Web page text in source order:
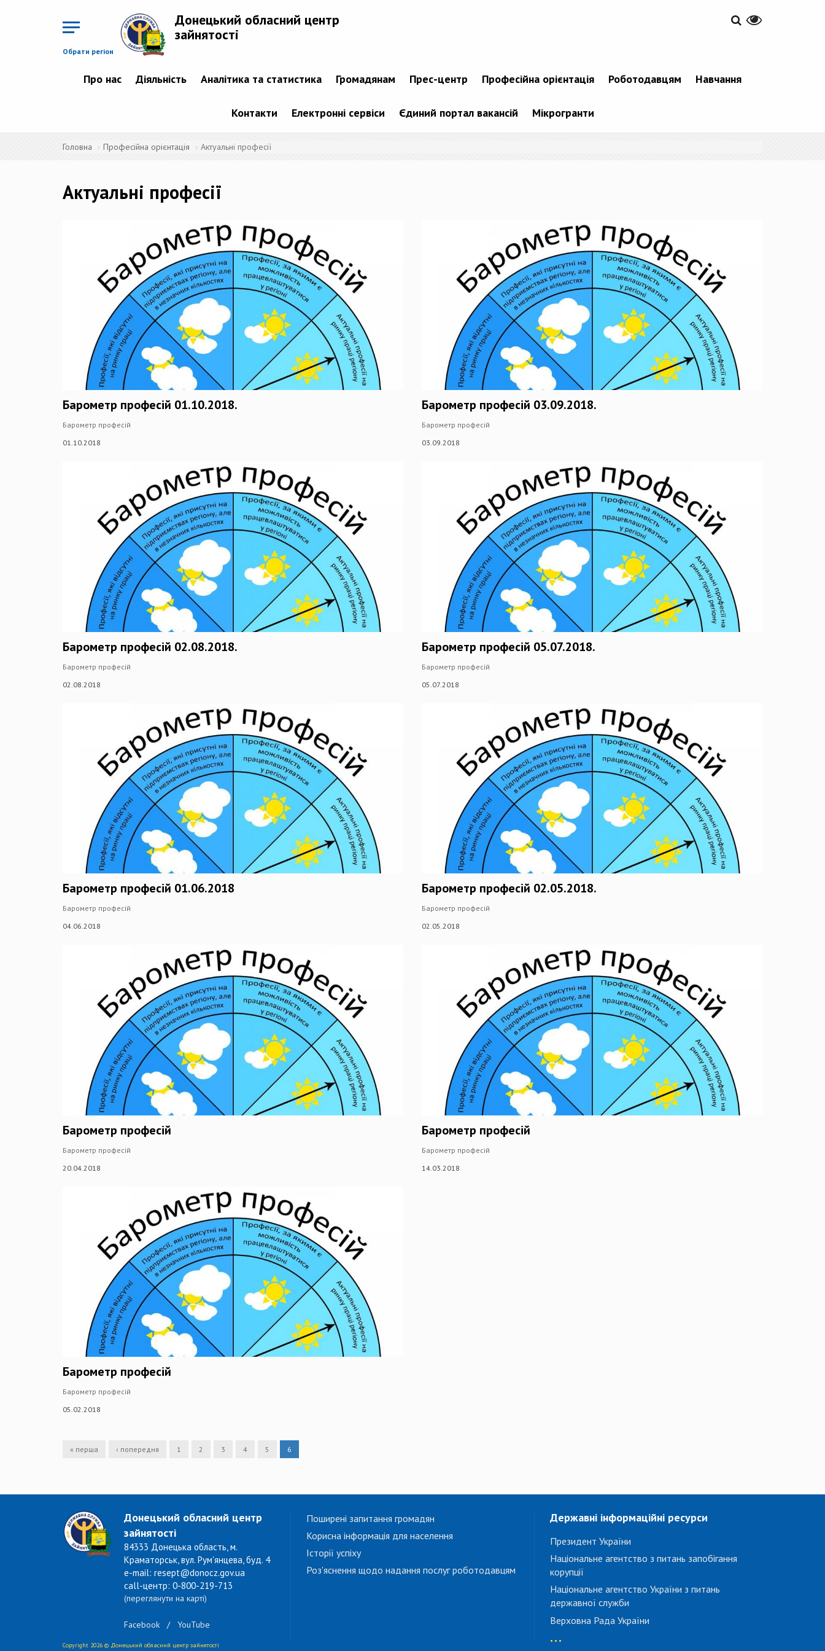
Обрати регіон
Донецький обласний центр
зайнятості
Про нас Діяльність Аналітика та статистика Громадянам Прес-центр Професійна орієнтація Роботодавцям Навчання
Контакти Електронні сервіси Єдиний портал вакансій Мікрогранти
Головна Професійна орієнтація Актуальні професії
Актуальні професії
Барометр професій 01.10.2018.
Барометр професій
01.10.2018
Барометр професій 02.08.2018.
Барометр професій
02.08.2018
Барометр професій 01.06.2018
Барометр професій
04.06.2018
Барометр професій
Барометр професій
20.04.2018
Барометр професій
Барометр професій
05.02.2018
Барометр професій 03.09.2018.
Барометр професій
03.09.2018
Барометр професій 05.07.2018.
Барометр професій
05.07.2018
Барометр професій 02.05.2018.
Барометр професій
02.05.2018
Барометр професій
Барометр професій
14.03.2018
« перша ‹ попередня 1 2 3 4 5 6
Донецький обласний центр
зайнятості
84333 Донецька область, м.
Краматорськ, вул. Рум'янцева, буд. 4
e-mail: resept@donocz.gov.ua
call-центр: 0-800-219-713
(переглянути на карті)
Facebook / YouTube
Поширені запитання громадян
Корисна інформація для населення
Історії успіху
Роз'яснення щодо надання послуг роботодавцям
Державні інформаційні ресурси
Президент України
Національне агентство з питань запобігання
корупції
Національне агентство України з питань
державної служби
Верховна Рада України
...
Copyright 2026 © Донецький обласний центр зайнятості